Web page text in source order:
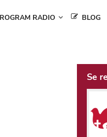
RADIO BLOG
Se